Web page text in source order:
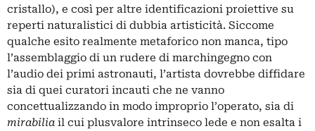
cristallo), e così per altre identificazioni proiettive su
reperti naturalistici di dubbia artisticità. Siccome
qualche esito realmente metaforico non manca, tipo
l’assemblaggio di un rudere di marchingegno con
l’audio dei primi astronauti, l’artista dovrebbe diffidare
sia di quei curatori incauti che ne vanno
concettualizzando in modo improprio l’operato, sia di
mirabilia il cui plusvalore intrinseco lede e non esalta i